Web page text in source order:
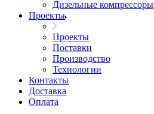
Дизельные компрессоры
Проекты
Проекты
Поставки
Производство
Технологии
Контакты
Доставка
Оплата